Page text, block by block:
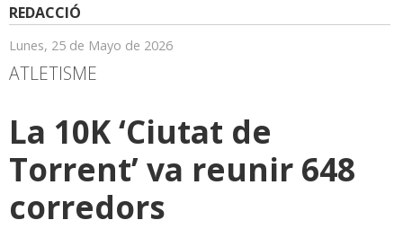
REDACCIÓ
Lunes, 25 de Mayo de 2026
ATLETISME
La 10K ‘Ciutat de
Torrent’ va reunir 648
corredors